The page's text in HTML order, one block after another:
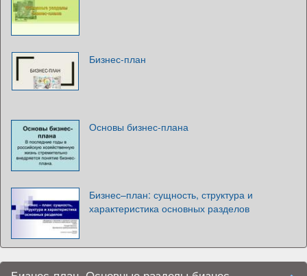
Бизнес-план
Основы бизнес-плана
Бизнес–план: сущность, структура и
характеристика основных разделов